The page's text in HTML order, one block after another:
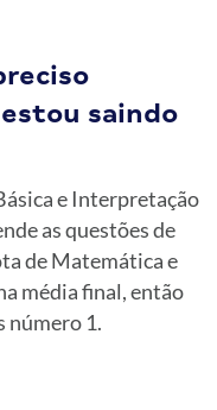
saindo
e Interpretação
as questões de
de Matemática e
média final, então
número 1.